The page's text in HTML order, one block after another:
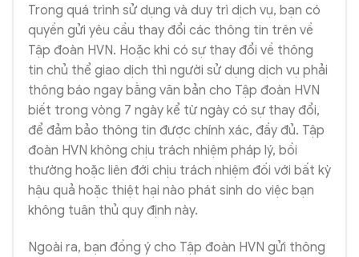
Trong quá trình sử dụng và duy trì dịch vụ, bạn có
quyền gửi yêu cầu thay đổi các thông tin trên về
Tập đoàn HVN. Hoặc khi có sự thay đổi về thông
tin chủ thể giao dịch thì người sử dụng dịch vụ phải
thông báo ngay bằng văn bản cho Tập đoàn HVN
biết trong vòng 7 ngày kể từ ngày có sự thay đổi,
để đảm bảo thông tin được chính xác, đầy đủ. Tập
đoàn HVN không chịu trách nhiệm pháp lý, bồi
thường hoặc liên đới chịu trách nhiệm đối với bất kỳ
hậu quả hoặc thiệt hại nào phát sinh do việc bạn
không tuân thủ quy định này.
Ngoài ra, bạn đồng ý cho Tập đoàn HVN gửi thông